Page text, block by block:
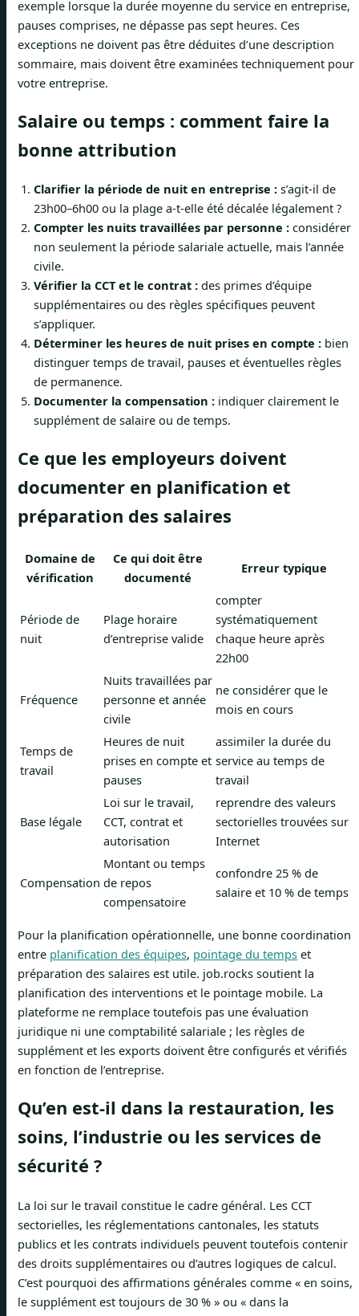
exemple lorsque la durée moyenne du service en entreprise,
pauses comprises, ne dépasse pas sept heures. Ces
exceptions ne doivent pas être déduites d’une description
sommaire, mais doivent être examinées techniquement pour
votre entreprise.
Salaire ou temps : comment faire la
bonne attribution
Clarifier la période de nuit en entreprise : s’agit-il de
23h00–6h00 ou la plage a-t-elle été décalée légalement ?
Compter les nuits travaillées par personne : considérer
non seulement la période salariale actuelle, mais l’année
civile.
Vérifier la CCT et le contrat : des primes d’équipe
supplémentaires ou des règles spécifiques peuvent
s’appliquer.
Déterminer les heures de nuit prises en compte : bien
distinguer temps de travail, pauses et éventuelles règles
de permanence.
Documenter la compensation : indiquer clairement le
supplément de salaire ou de temps.
Ce que les employeurs doivent
documenter en planification et
préparation des salaires
Domaine de
vérification
Ce qui doit être
documenté
Erreur typique
Période de
nuit
Plage horaire
d’entreprise valide
compter
systématiquement
chaque heure après
22h00
Fréquence
Nuits travaillées par
personne et année
civile
ne considérer que le
mois en cours
Temps de
travail
Heures de nuit
prises en compte et
pauses
assimiler la durée du
service au temps de
travail
Base légale
Loi sur le travail,
CCT, contrat et
autorisation
reprendre des valeurs
sectorielles trouvées sur
Internet
Compensation
Montant ou temps
de repos
compensatoire
confondre 25 % de
salaire et 10 % de temps
Pour la planification opérationnelle, une bonne coordination
entre planification des équipes, pointage du temps et
préparation des salaires est utile. job.rocks soutient la
planification des interventions et le pointage mobile. La
plateforme ne remplace toutefois pas une évaluation
juridique ni une comptabilité salariale ; les règles de
supplément et les exports doivent être configurés et vérifiés
en fonction de l’entreprise.
Qu’en est-il dans la restauration, les
soins, l’industrie ou les services de
sécurité ?
La loi sur le travail constitue le cadre général. Les CCT
sectorielles, les réglementations cantonales, les statuts
publics et les contrats individuels peuvent toutefois contenir
des droits supplémentaires ou d’autres logiques de calcul.
C’est pourquoi des affirmations générales comme « en soins,
le supplément est toujours de 30 % » ou « dans la